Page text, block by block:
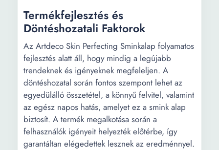
Termékfejlesztés és
Döntéshozatali Faktorok
Az Artdeco Skin Perfecting Sminkalap folyamatos
fejlesztés alatt áll, hogy mindig a legújabb
trendeknek és igényeknek megfeleljen. A
döntéshozatal során fontos szempont lehet az
egyedülálló összetétel, a könnyű felvitel, valamint
az egész napos hatás, amelyet ez a smink alap
biztosít. A termék megalkotása során a
felhasználók igényeit helyezték előtérbe, így
garantáltan elégedettek lesznek az eredménnyel.